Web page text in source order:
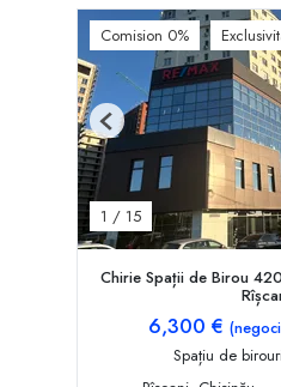
Comision 0%
1 / 15
Previous
Chirie Spații de Birou
6,300 €
Spațiu de